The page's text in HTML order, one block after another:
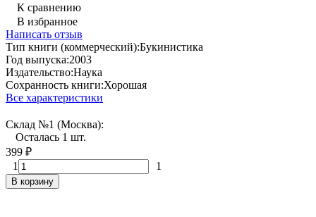
К сравнению
В избранное
Написать отзыв
Тип книги (коммерческий):Букинистика
Год выпуска:2003
Издательство:Наука
Сохранность книги:Хорошая
Все характеристики
Склад №1 (Москва):
Осталась 1 шт.
399 ₽
1
1
В корзину